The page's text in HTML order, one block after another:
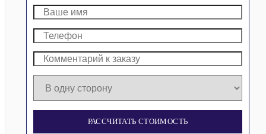
РАССЧИТАТЬ СТОИМОСТЬ